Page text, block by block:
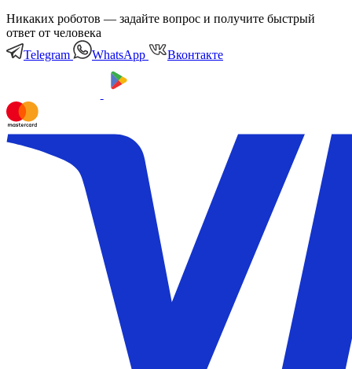
Никаких роботов — задайте вопрос и получите быстрый
ответ от человека
Telegram
WhatsApp Вконтакте